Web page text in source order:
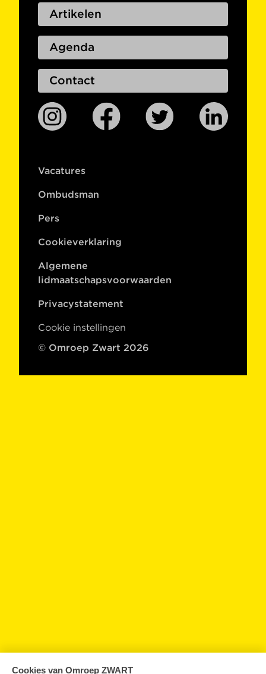
Artikelen
Agenda
Contact
Vacatures
Ombudsman
Pers
Cookieverklaring
Algemene
lidmaatschapsvoorwaarden
Privacystatement
Cookie instellingen
© Omroep Zwart 2026